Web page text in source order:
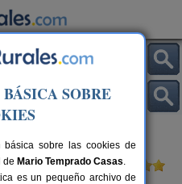
Quijorna
SOBRE
básica sobre las cookies de
de Mario Temprado Casas.
es un pequeño archivo de